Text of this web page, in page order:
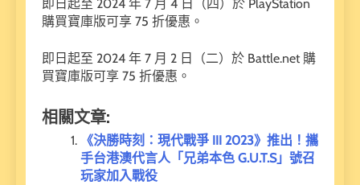
即日起至 2024 年 7 月 4 日（四）於 PlayStation
購買寶庫版可享 75 折優惠。
即日起至 2024 年 7 月 2 日（二）於 Battle.net 購
買寶庫版可享 75 折優惠。
相關文章:
《決勝時刻：現代戰爭 III 2023》推出！攜
手台港澳代言人「兄弟本色 G.U.T.S」號召
玩家加入戰役